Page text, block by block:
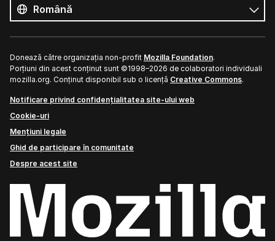
Donează către organizația non-profit Mozilla Foundation.
Porțiuni din acest conținut sunt ©1998–2026 de colaboratori individuali
mozilla.org. Conținut disponibil sub o licență Creative Commons.
Notificare privind confidențialitatea site-ului web
Cookie-uri
Mențiuni legale
Ghid de participare în comunitate
Despre acest site